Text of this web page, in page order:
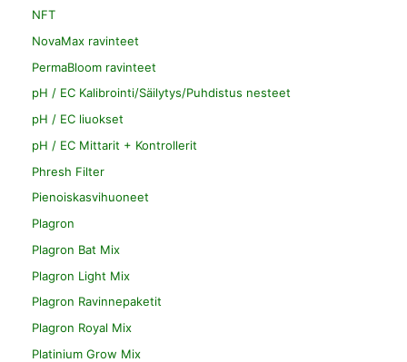
NFT
NovaMax ravinteet
PermaBloom ravinteet
pH / EC Kalibrointi/Säilytys/Puhdistus nesteet
pH / EC liuokset
pH / EC Mittarit + Kontrollerit
Phresh Filter
Pienoiskasvihuoneet
Plagron
Plagron Bat Mix
Plagron Light Mix
Plagron Ravinnepaketit
Plagron Royal Mix
Platinium Grow Mix